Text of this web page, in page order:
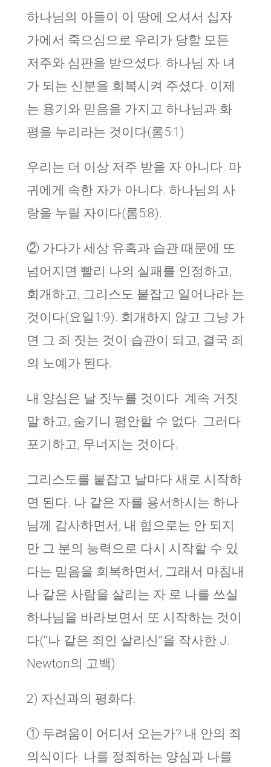
하나님의 아들이 이 땅에 오셔서 십자
가에서 죽으심으로 우리가 당할 모든
저주와 심판을 받으셨다. 하나님 자 녀
가 되는 신분을 회복시켜 주셨다. 이제
는 용기와 믿음을 가지고 하나님과 화
평을 누리라는 것이다(롬5:1)
우리는 더 이상 저주 받을 자 아니다. 마
귀에게 속한 자가 아니다. 하나님의 사
랑을 누릴 자이다(롬5:8).
② 가다가 세상 유혹과 습관 때문에 또
넘어지면 빨리 나의 실패를 인정하고,
회개하고, 그리스도 붙잡고 일어나라 는
것이다(요일1:9). 회개하지 않고 그냥 가
면 그 죄 짓는 것이 습관이 되고, 결국 죄
의 노예가 된다.
내 양심은 날 짓누를 것이다. 계속 거짓
말 하고, 숨기니 평안할 수 없다. 그러다
포기하고, 무너지는 것이다.
그리스도를 붙잡고 날마다 새로 시작하
면 된다. 나 같은 자를 용서하시는 하나
님께 감사하면서, 내 힘으로는 안 되지
만 그 분의 능력으로 다시 시작할 수 있
다는 믿음을 회복하면서, 그래서 마침내
나 같은 사람을 살리는 자 로 나를 쓰실
하나님을 바라보면서 또 시작하는 것이
다(“나 같은 죄인 살리신”을 작사한 J.
Newton의 고백)
2) 자신과의 평화다.
① 두려움이 어디서 오는가? 내 안의 죄
의식이다. 나를 정죄하는 양심과 나를